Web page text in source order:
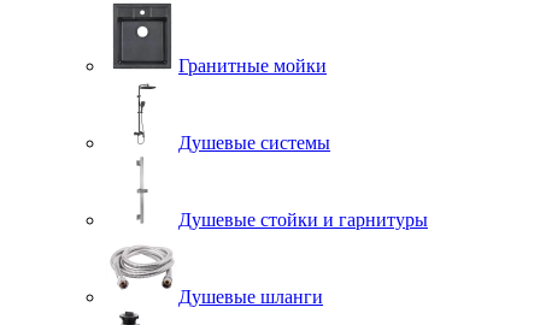
Гранитные мойки
Душевые системы
Душевые стойки и гарнитуры
Душевые шланги